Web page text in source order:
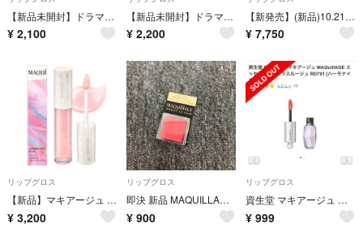
【新品未開封】ドラマティックリップティント （BE203）
¥ 2,100
【新品未開封】ドラマティックリップティント （PK301）
¥ 2,200
【新発売】(新品)10.21 資生堂 マキアージュ リップグロウボム3色セット
¥ 7,750
リップグロス
【新品】マキアージュ グロスプランパー PK100 リップグロス
¥ 3,200
リップグロス
即決 新品 MAQUILLAGE マキアージュ ドラマティックリップカラー
¥ 900
リップグロス
資生堂 マキアージュ エッセンスグラマラスルージュ RD791
¥ 999